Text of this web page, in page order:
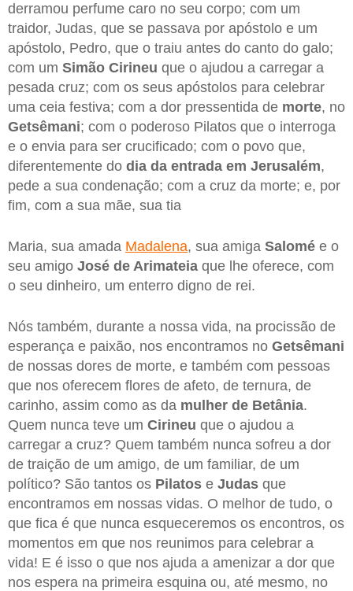
derramou perfume caro no seu corpo; com um
traidor, Judas, que se passava por apóstolo e um
apóstolo, Pedro, que o traiu antes do canto do galo;
com um Simão Cirineu que o ajudou a carregar a
pesada cruz; com os seus apóstolos para celebrar
uma ceia festiva; com a dor pressentida de morte, no
Getsêmani; com o poderoso Pilatos que o interroga
e o envia para ser crucificado; com o povo que,
diferentemente do dia da entrada em Jerusalém,
pede a sua condenação; com a cruz da morte; e, por
fim, com a sua mãe, sua tia
Maria, sua amada Madalena, sua amiga Salomé e o
seu amigo José de Arimateia que lhe oferece, com
o seu dinheiro, um enterro digno de rei.
Nós também, durante a nossa vida, na procissão de
esperança e paixão, nos encontramos no Getsêmani
de nossas dores de morte, e também com pessoas
que nos oferecem flores de afeto, de ternura, de
carinho, assim como as da mulher de Betânia.
Quem nunca teve um Cirineu que o ajudou a
carregar a cruz? Quem também nunca sofreu a dor
de traição de um amigo, de um familiar, de um
político? São tantos os Pilatos e Judas que
encontramos em nossas vidas. O melhor de tudo, o
que fica é que nunca esqueceremos os encontros, os
momentos em que nos reunimos para celebrar a
vida! E é isso o que nos ajuda a amenizar a dor que
nos espera na primeira esquina ou, até mesmo, no